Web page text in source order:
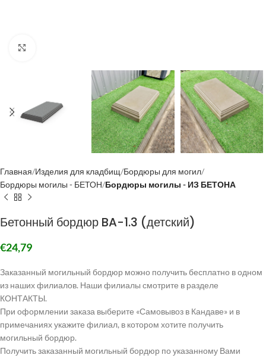
Главная Изделия для кладбищ Бордюры для могил
Бордюры могилы - БЕТОН Бордюры могилы - ИЗ БЕТОНА
Бетонный бордюр BA-1.3 (детский)
€24,79
Заказанный могильный бордюр можно получить бесплатно в одном
из наших филиалов. Наши филиалы смотрите в разделе
КОНТАКТЫ.
При оформлении заказа выберите «Самовывоз в Кандаве» и в
примечаниях укажите филиал, в котором хотите получить
могильный бордюр.
Получить заказанный могильный бордюр по указанному Вами